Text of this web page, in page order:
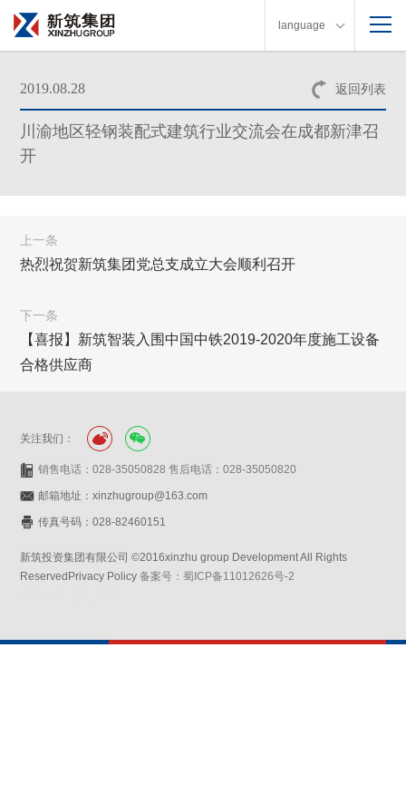
language
返回列表
2019.08.28
川渝地区轻钢装配式建筑行业交流会在成都新津召
开
上一条
热烈祝贺新筑集团党总支成立大会顺利召开
下一条
【喜报】新筑智装入围中国中铁2019-2020年度施工设备
合格供应商
关注我们：
销售电话：028-35050828 售后电话：028-35050820
邮箱地址：xinzhugroup@163.com
传真号码：028-82460151
新筑投资集团有限公司 ©2016xinzhu group Development All Rights
ReservedPrivacy Policy备案号：蜀ICP备11012626号-2